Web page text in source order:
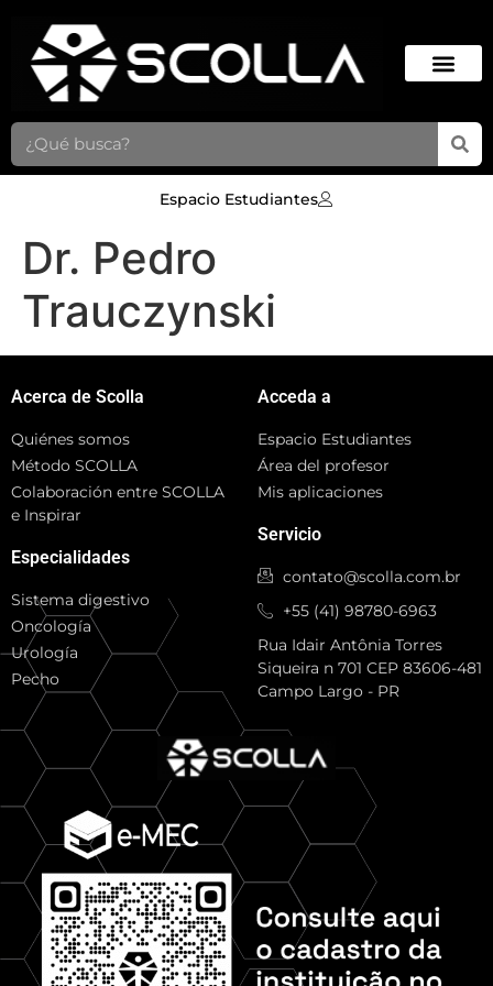
Espacio Estudiantes
Dr. Pedro
Trauczynski
Acerca de Scolla
Quiénes somos
Método SCOLLA
Colaboración entre SCOLLA
e Inspirar
Especialidades
Sistema digestivo
Oncología
Urología
Pecho
Acceda a
Espacio Estudiantes
Área del profesor
Mis aplicaciones
Servicio
contato@scolla.com.br
+55 (41) 98780-6963
Rua Idair Antônia Torres
Siqueira n 701 CEP 83606-481
Campo Largo - PR